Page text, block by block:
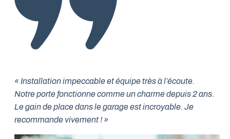
« Installation impeccable et équipe très à l’écoute.
Notre porte fonctionne comme un charme depuis 2 ans.
Le gain de place dans le garage est incroyable. Je
recommande vivement ! »